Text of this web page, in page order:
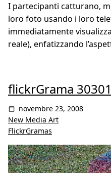
I partecipanti catturano,
loro foto usando i loro
immediatamente
reale), enfatizzando
flickrGrama
novembre 23, 2008
New Media Art
FlickrGramas